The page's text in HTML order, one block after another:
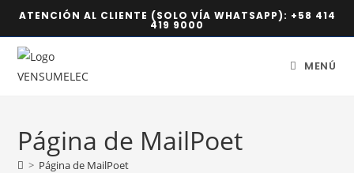
ATENCIÓN AL CLIENTE (SOLO VÍA WHATSAPP): +58 414
419 9000
MENÚ
Página de MailPoet
> Página de MailPoet